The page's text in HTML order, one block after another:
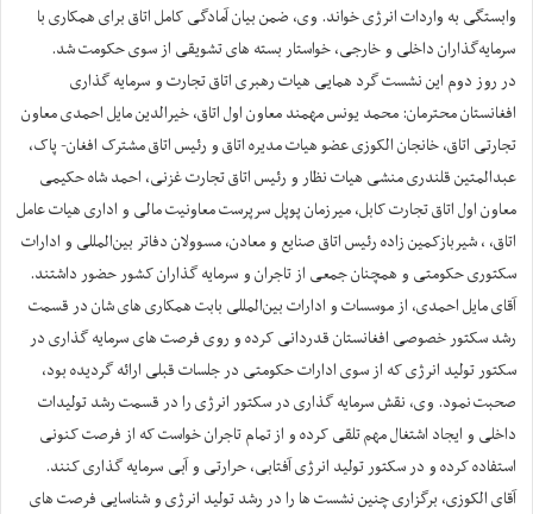
وابستگی به واردات انرژی خواند. وی، ضمن بیان آمادگی کامل اتاق برای همکاری با
سرمایه‌گذاران داخلی و خارجی، خواستار بسته های تشویقی از سوی حکومت شد.
در روز دوم این نشست گرد همایی هیات رهبری اتاق تجارت و سرمایه گذاری
افغانستان محترمان: محمد یونس مهمند معاون اول اتاق، خیرالدین مايل احمدی معاون
تجارتی اتاق، خانجان الکوزی عضو هیات مدیره اتاق و رئیس اتاق مشترک افغان- پاک،
عبدالمتین قلندری منشی هیات نظار و رئیس اتاق تجارت غزنی، احمد شاه حکیمی
معاون اول اتاق تجارت کابل، میرزمان پوپل سرپرست معاونیت مالی و اداری هیات عامل
اتاق، ، شیربازکمین زاده‌ رئيس اتاق صنایع و معادن، مسوولان دفاتر بین‌المللی و ادارات
سکتوری حکومتی و همچنان جمعی از تاجران و سرمایه گذاران کشور حضور داشتند.
آقای مایل احمدی، از موسسات و ادارات بین‌المللی بابت همکاری های شان در قسمت
رشد سکتور خصوصی افغانستان قدردانی کرده و روی فرصت های سرمایه گذاری در
سکتور تولید انرژی که‌ از سوی ادارات حکومتی در جلسات قبلی ارائه گردیده بود،
صحبت نمود. وی، نقش سرمایه گذاری در سکتور انرژی را در قسمت رشد تولیدات
داخلی و ایجاد اشتغال مهم تلقی کرده‌ و از تمام تاجران خواست که از فرصت کنونی
استفاده کرده و در سکتور تولید انرژی آفتابی، حرارتی و آبی سرمایه گذاری کنند.
آقای الکوزی، برگزاری چنین نشست ها را در رشد تولید انرژی و شناسایی فرصت های